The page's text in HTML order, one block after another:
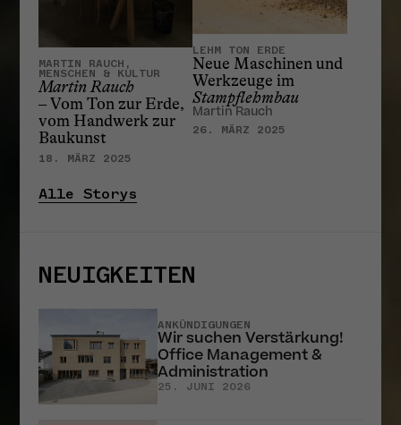
MARTIN RAUCH,
MENSCHEN & KULTUR
Martin Rauch
– Vom Ton zur Erde,
vom Handwerk zur
Baukunst
18. MÄRZ 2025
LEHM TON ERDE
Neue Maschinen und
Werkzeuge im
Stampflehmbau
Martin Rauch
26. MÄRZ 2025
Alle Storys
NEUIGKEITEN
ANKÜNDIGUNGEN
Wir suchen Verstärkung!
Office Management &
Administration
25. JUNI 2026